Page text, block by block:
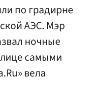
по градирне
АЭС. Мэр
ночные
самыми
вела